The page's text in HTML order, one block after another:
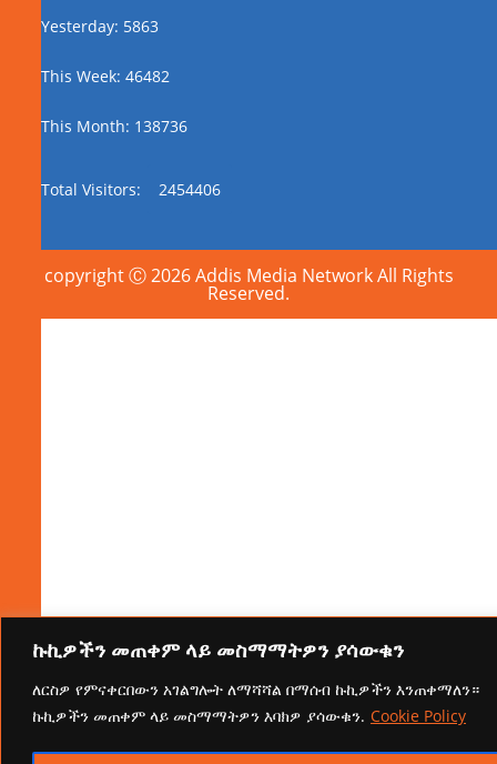
ኩኪዎችን መጠቀም ላይ መስማማትዎን ያሳውቁን
ለርስዎ የምናቀርበውን አገልግሎት ለማሻሻል በማሰብ ኩኪዎችን እንጠቀማለን።
ኩኪዎችን መጠቀም ላይ መስማማትዎን እባክዎ ያሳውቁን. Cookie Policy
Yesterday: 5863
This Week: 46482
This Month: 138736
Total Visitors: 2454406
copyright Ⓒ 2026 Addis Media Network All Rights
Reserved.